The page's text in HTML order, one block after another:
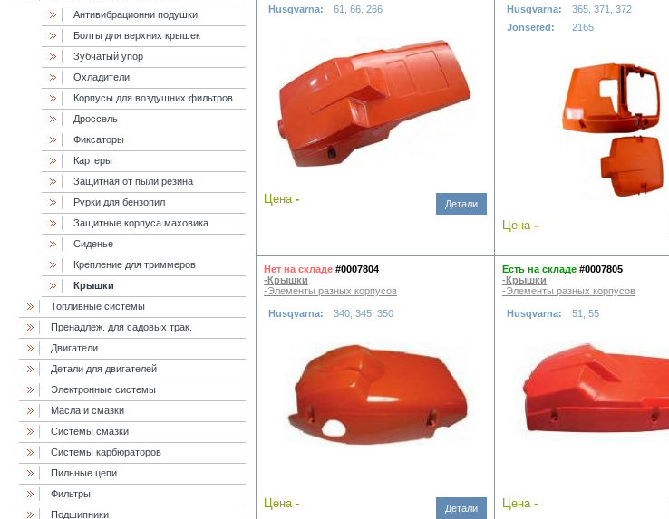
Антивибрационни подушки
Болты для верхних крышек
Зубчатый упор
Охладители
Корпусы для воздушних фильтров
Дроссель
Фиксаторы
Картеры
Защитная от пыли резина
Рурки для бензопил
Защитные корпуса маховика
Cиденье
Крепление для триммеров
Крышки
Топливные системы
Пренадлеж. для садовых трак.
Двигатели
Детали для двигателей
Электронные системы
Масла и смазки
Cистемы смазки
Системы карбюраторов
Пильные цепи
Фильтры
Подшипники
Husqvarna: 61, 66, 266
Цена - Детали
Husqvarna:
365, 371, 372
Jonsered:
2165
Цена -
Нет на складе #0007804
-Крышки
-Элементы разных корпусов
Husqvarna: 340, 345, 350
Цена - Детали
Есть на складе #0007805
-Крышки
-Элементы разных корпусов
Husqvarna: 51, 55
Цена -